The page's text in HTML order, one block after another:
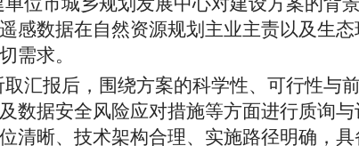
感数据在自然资源规划主业主责以及生
需求。
汇报后，围绕方案的科学性、可行性与
数据安全风险应对措施等方面进行质询
清晰、技术架构合理、实施路径明确，